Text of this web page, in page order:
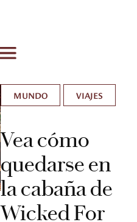
MUNDO VIAJES
Vea cómo
quedarse en
la cabaña de
Wicked For